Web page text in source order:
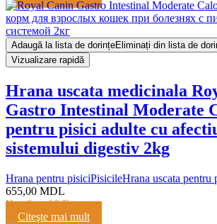
Adaugă la lista de dorințeEliminați din lista de
Vizualizare rapidă
Hrana uscata medicinala
Gastro Intestinal Moderate
pentru pisici adulte cu
sistemului digestiv 2kg
Hrana pentru pisiciPisicileHrana uscata pentru
655,00 MDL
Кешбэк:13 Баллов
Citeşte mai mult